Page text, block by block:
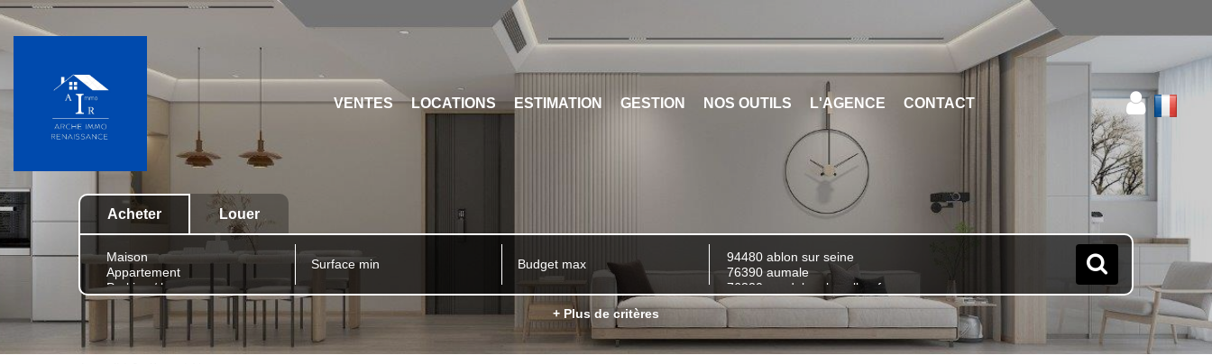
VENTES LOCATIONS ESTIMATION GESTION NOS OUTILS L'AGENCE CONTACT
Acheter Louer
+ Plus de critères